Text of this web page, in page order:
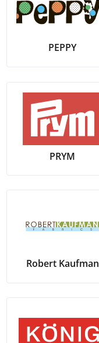
PEPPY
PRYM
Robert Kaufman